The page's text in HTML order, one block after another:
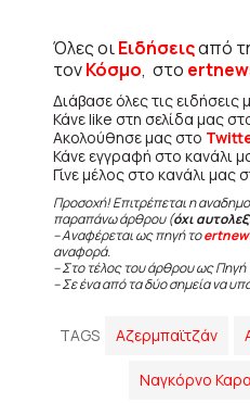
Όλες οιΕιδήσειςαπό
τονΚόσμο, στο
Διάβασε όλες τις ειδήσεις
Κάνε like στη σελίδα μας
Ακολούθησε μας στο
Κάνε εγγραφή στο κανάλι
Γίνε μέλος στο κανάλι μας
Προσοχή! Επιτρέπεται η
παραπάνω άρθρου (όχι
– Αναφέρεται ως πηγή το
αναφορά.
– Στο τέλος του άρθρου ως Πηγή
– Σε ένα από τα δύο σημεία να
TAGS Αζερμπαϊτζάν
Ναγκόρνο